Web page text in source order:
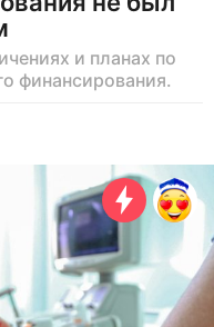
и планах по
финансирования.